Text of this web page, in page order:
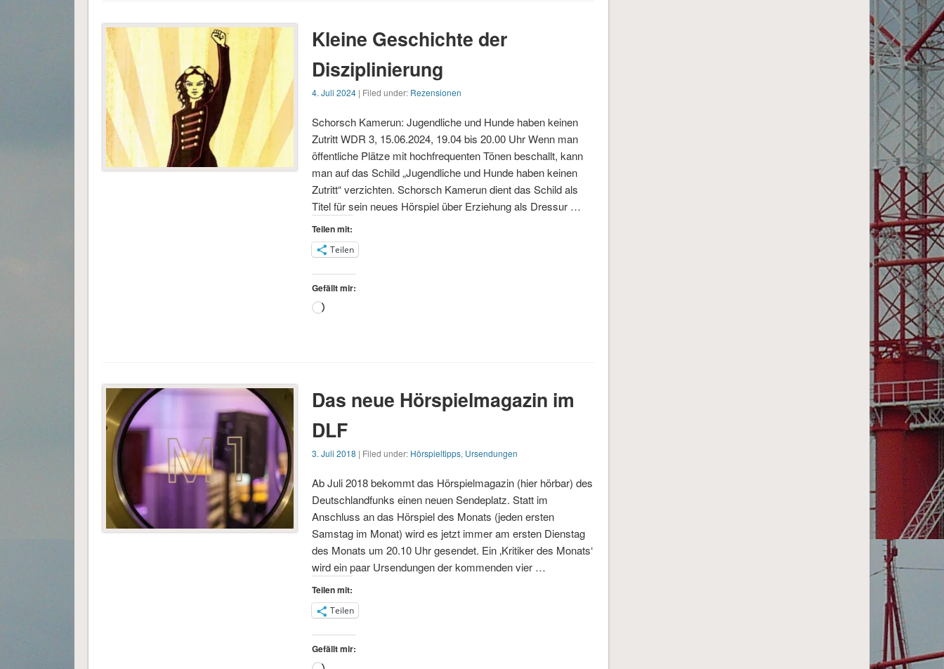
Kleine Geschichte der
Disziplinierung
4. Juli 2024| Filed under: Rezensionen
Schorsch Kamerun: Jugendliche und Hunde haben keinen
Zutritt WDR 3, 15.06.2024, 19.04 bis 20.00 Uhr Wenn man
öffentliche Plätze mit hochfrequenten Tönen beschallt, kann
man auf das Schild „Jugendliche und Hunde haben keinen
Zutritt“ verzichten. Schorsch Kamerun dient das Schild als
Titel für sein neues Hörspiel über Erziehung als Dressur …
Teilen mit:
Teilen
Gefällt mir:
Wird
Das neue Hörspielmagazin im
DLF
3. Juli 2018 | Filed under: Hörspieltipps, Ursendungen
Ab Juli 2018 bekommt das Hörspielmagazin (hier hörbar) des
Deutschlandfunks einen neuen Sendeplatz. Statt im
Anschluss an das Hörspiel des Monats (jeden ersten
Samstag im Monat) wird es jetzt immer am ersten Dienstag
des Monats um 20.10 Uhr gesendet. Ein ‚Kritiker des Monats‘
wird ein paar Ursendungen der kommenden vier …
Teilen mit:
Teilen
Gefällt mir: